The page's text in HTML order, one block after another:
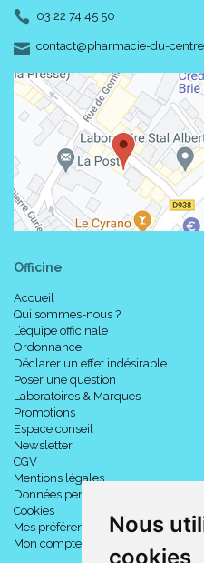
Nous
cookies
03 22 74 45 50
contact-
@-
pharmacie-du-
Officine
Accueil
Qui sommes-nous ?
L’équipe officinale
Ordonnance
Déclarer un effet indésirable
Poser une question
Laboratoires & Marques
Promotions
Espace conseil
Newsletter
CGV
Mentions légales
Données personnelles
Cookies
Mes préférences Cookies
Mon compte